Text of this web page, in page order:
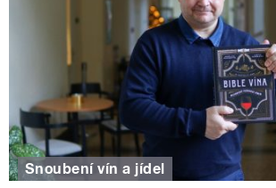
Snoubení vín a jídel